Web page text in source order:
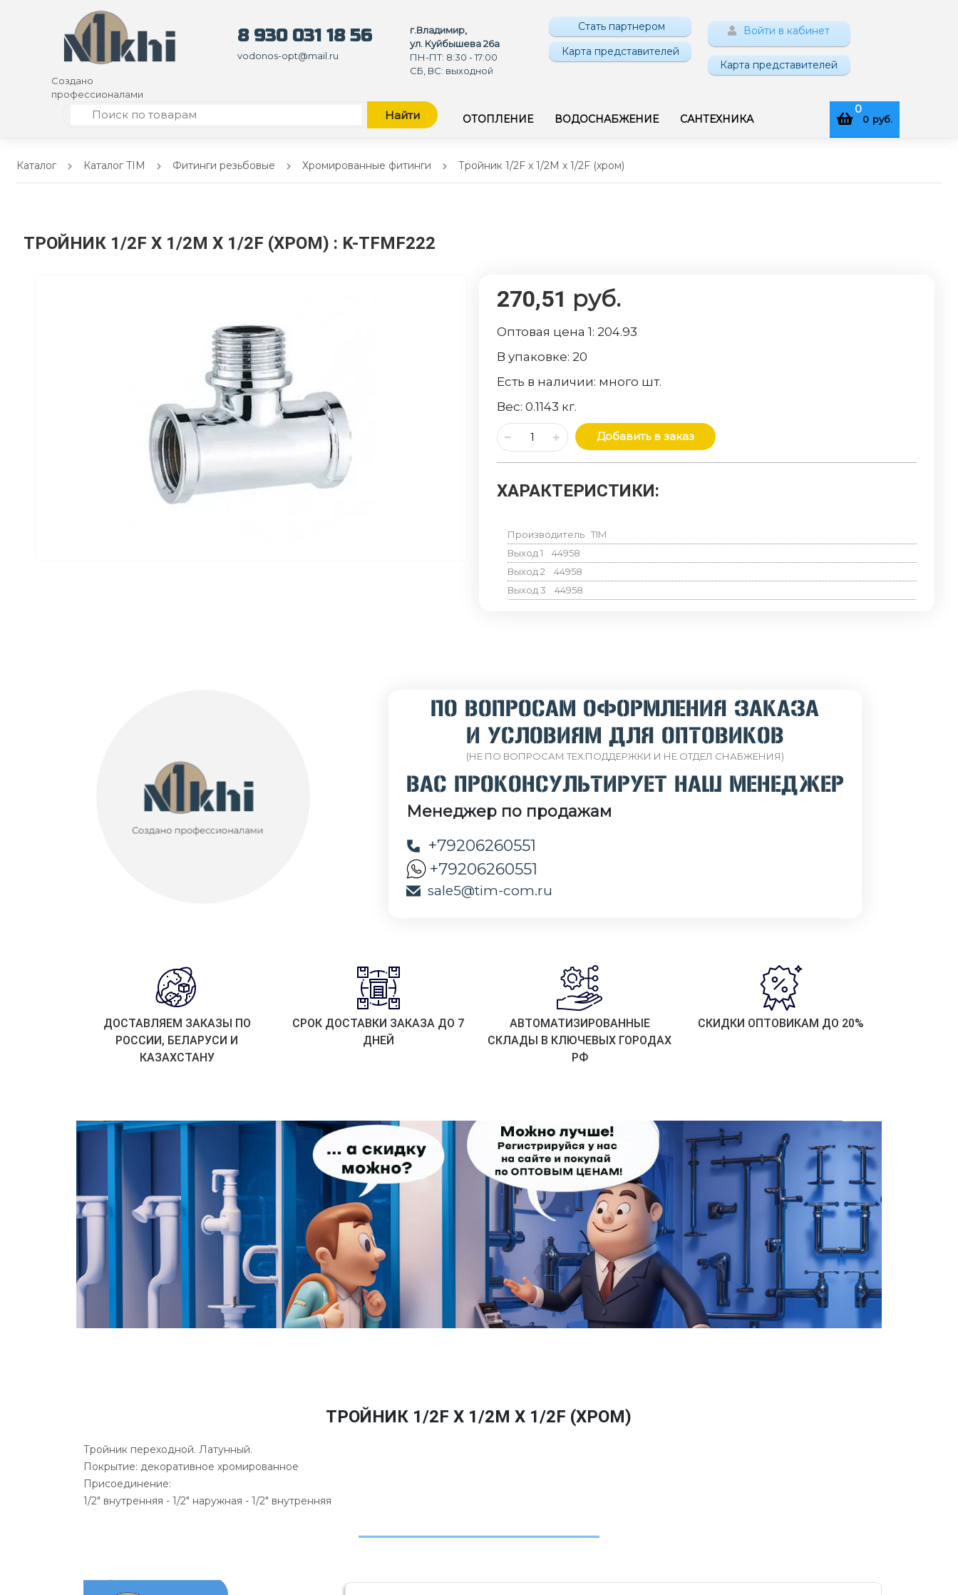
Создано
профессионалами
8 930 031 18 56
vodonos-opt@mail.ru
г.Владимир,
ул. Куйбышева 26а
ПН-ПТ: 8:30 - 17:00
СБ, ВС: выходной
Стать партнером
Карта представителей
Войти в кабинет
Карта представителей
Найти ОТОПЛЕНИЕ ВОДОСНАБЖЕНИЕ САНТЕХНИКА
0
0 руб.
Каталог Каталог TIM Фитинги резьбовые Хромированные фитинги Тройник 1/2F x 1/2M x 1/2F (хром)
ТРОЙНИК 1/2F X 1/2M X 1/2F (ХРОМ) : K-TFMF222
270,51 руб.
Оптовая цена 1: 204.93
В упаковке: 20
Есть в наличии: много шт.
Вес: 0.1143 кг.
Добавить в заказ
ХАРАКТЕРИСТИКИ:
Производитель TIM
Выход 1
44958
Выход 2
44958
Выход 3
44958
ПО ВОПРОСАМ ОФОРМЛЕНИЯ ЗАКАЗА
И УСЛОВИЯМ ДЛЯ ОПТОВИКОВ
(НЕ ПО ВОПРОСАМ ТЕХ.ПОДДЕРЖКИ И НЕ ОТДЕЛ СНАБЖЕНИЯ)
ВАС ПРОКОНСУЛЬТИРУЕТ НАШ МЕНЕДЖЕР
Менеджер по продажам
+79206260551
+79206260551
sale5@tim-com.ru
ДОСТАВЛЯЕМ ЗАКАЗЫ ПО
РОССИИ, БЕЛАРУСИ И
КАЗАХСТАНУ
СРОК ДОСТАВКИ ЗАКАЗА ДО 7
ДНЕЙ
АВТОМАТИЗИРОВАННЫЕ
СКЛАДЫ В КЛЮЧЕВЫХ ГОРОДАХ
РФ
СКИДКИ ОПТОВИКАМ ДО 20%
ТРОЙНИК 1/2F X 1/2M X 1/2F (ХРОМ)
Тройник переходной. Латунный.
Покрытие: декоративное хромированное
Присоединение:
1/2" внутренняя - 1/2" наружная - 1/2" внутренняя